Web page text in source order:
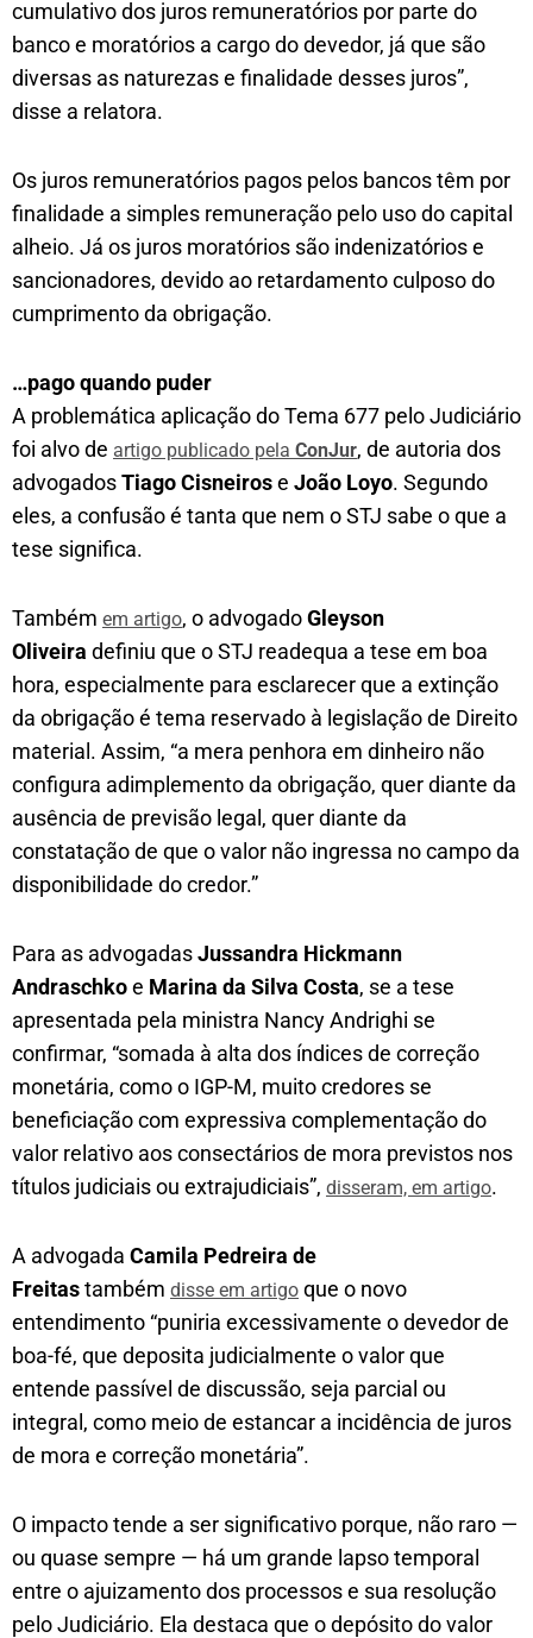
cumulativo dos juros remuneratórios por parte do
banco e moratórios a cargo do devedor, já que são
diversas as naturezas e finalidade desses juros”,
disse a relatora.
Os juros remuneratórios pagos pelos bancos têm por
finalidade a simples remuneração pelo uso do capital
alheio. Já os juros moratórios são indenizatórios e
sancionadores, devido ao retardamento culposo do
cumprimento da obrigação.
…pago quando puder
A problemática aplicação do Tema 677 pelo Judiciário
foi alvo de artigo publicado pela ConJur, de autoria dos
advogadosTiago Cisneirose João Loyo. Segundo
eles, a confusão é tanta que nem o STJ sabe o que a
tese significa.
Também em artigo, o advogadoGleyson
Oliveira definiu que o STJ readequa a tese em boa
hora, especialmente para esclarecer que a extinção
da obrigação é tema reservado à legislação de Direito
material. Assim, “a mera penhora em dinheiro não
configura adimplemento da obrigação, quer diante da
ausência de previsão legal, quer diante da
constatação de que o valor não ingressa no campo da
disponibilidade do credor.”
Para as advogadasJussandra Hickmann
Andraschkoe Marina da Silva Costa, se a tese
apresentada pela ministra Nancy Andrighi se
confirmar, “somada à alta dos índices de correção
monetária, como o IGP-M, muito credores se
beneficiação com expressiva complementação do
valor relativo aos consectários de mora previstos nos
títulos judiciais ou extrajudiciais”, disseram, em artigo.
A advogada Camila Pedreira de
Freitastambém disse em artigo que o novo
entendimento “puniria excessivamente o devedor de
boa-fé, que deposita judicialmente o valor que
entende passível de discussão, seja parcial ou
integral, como meio de estancar a incidência de juros
de mora e correção monetária”.
O impacto tende a ser significativo porque, não raro —
ou quase sempre — há um grande lapso temporal
entre o ajuizamento dos processos e sua resolução
pelo Judiciário. Ela destaca que o depósito do valor